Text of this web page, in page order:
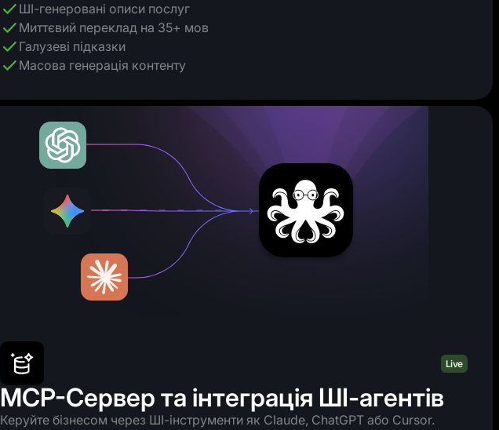
ШІ-генеровані описи послуг
Миттєвий переклад на 35+ мов
Галузеві підказки
Масова генерація контенту
Live
MCP-Сервер та інтеграція ШІ-агентів
Керуйте бізнесом через ШІ-інструменти як Claude, ChatGPT або Cursor.